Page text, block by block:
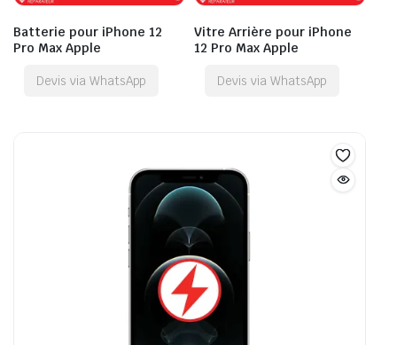
Batterie pour iPhone 12
Pro Max Apple
Devis via WhatsApp
Vitre Arrière pour iPhone
12 Pro Max Apple
Devis via WhatsApp